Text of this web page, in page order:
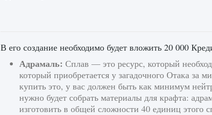
В его создание необходимо будет вложить 20 000
Адрамаль: Сплав — это ресурс, который
который приобретается у загадочного Отака
купить это, у вас должен быть как минимум
нужно будет собрать материалы для крафта:
изготовить в общей сложности 40 единиц этого